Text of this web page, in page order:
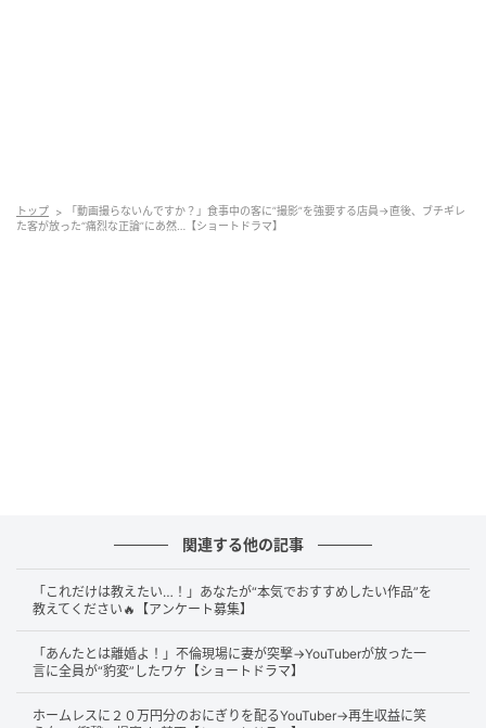
男性店員がそう声を上げると、流しそうめんのよう
に、竹を使って上から卵黄を流し始めます。
しかし、その竹はなぜか客の男性が持たされており、
どこか不満げな表情を浮かべていました。
トップ
「動画撮らないんですか？」食事中の客に”撮影”を強要する店員→直後、ブチギレ
た客が放った“痛烈な正論”にあ然…【ショートドラマ】
関連する他の記事
「これだけは教えたい…！」あなたが“本気でおすすめしたい作品”を
教えてください🔥【アンケート募集】
「あんたとは離婚よ！」不倫現場に妻が突撃→YouTuberが放った一
言に全員が“豹変”したワケ【ショートドラマ】
ホームレスに２０万円分のおにぎりを配るYouTuber→再生収益に笑